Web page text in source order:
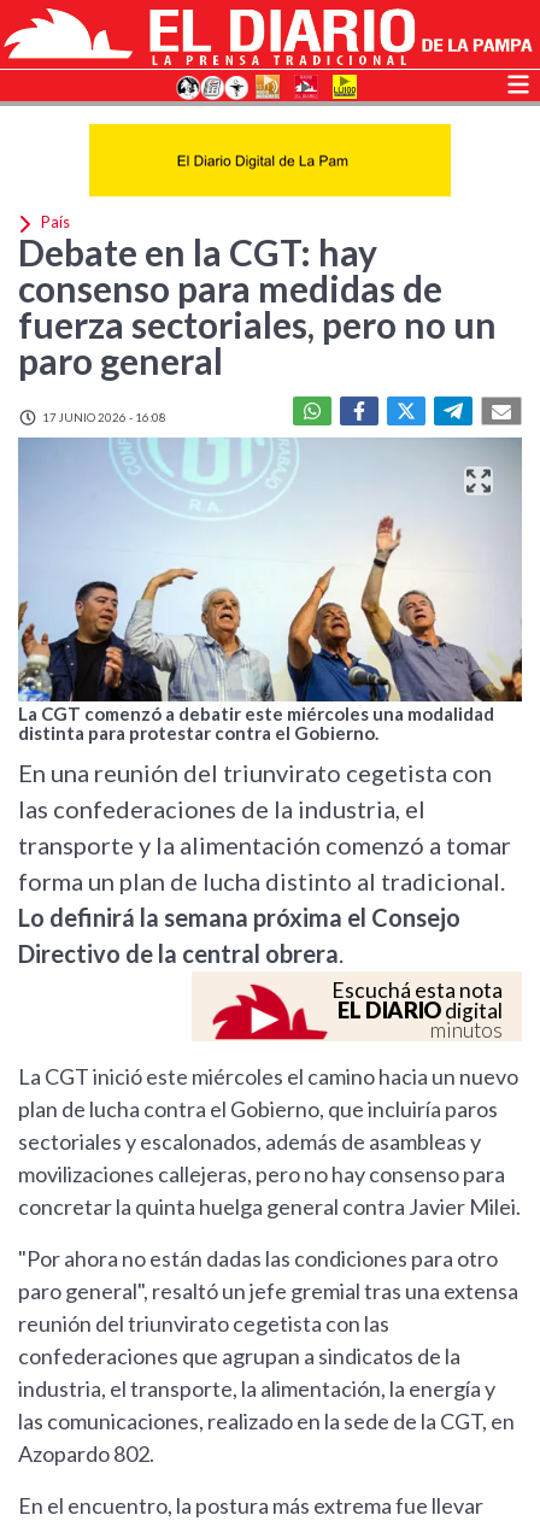
País
Debate en la CGT: hay
consenso para medidas de
fuerza sectoriales, pero no un
paro general
17 JUNIO 2026 - 16:08
La CGT comenzó a debatir este miércoles una modalidad
distinta para protestar contra el Gobierno.
En una reunión del triunvirato cegetista con
las confederaciones de la industria, el
transporte y la alimentación comenzó a tomar
forma un plan de lucha distinto al tradicional.
Lo definirá la semana próxima el Consejo
Directivo de la central obrera.
Escuchá esta nota
EL DIARIOdigital
minutos
La CGT inició este miércoles el camino hacia un nuevo
plan de lucha contra el Gobierno, que incluiría paros
sectoriales y escalonados, además de asambleas y
movilizaciones callejeras, pero no hay consenso para
concretar la quinta huelga general contra Javier Milei.
"Por ahora no están dadas las condiciones para otro
paro general", resaltó un jefe gremial tras una extensa
reunión del triunvirato cegetista con las
confederaciones que agrupan a sindicatos de la
industria, el transporte, la alimentación, la energía y
las comunicaciones, realizado en la sede de la CGT, en
Azopardo 802.
En el encuentro, la postura más extrema fue llevar